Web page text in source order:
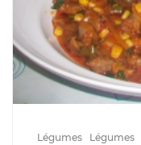
Légumes Légumes